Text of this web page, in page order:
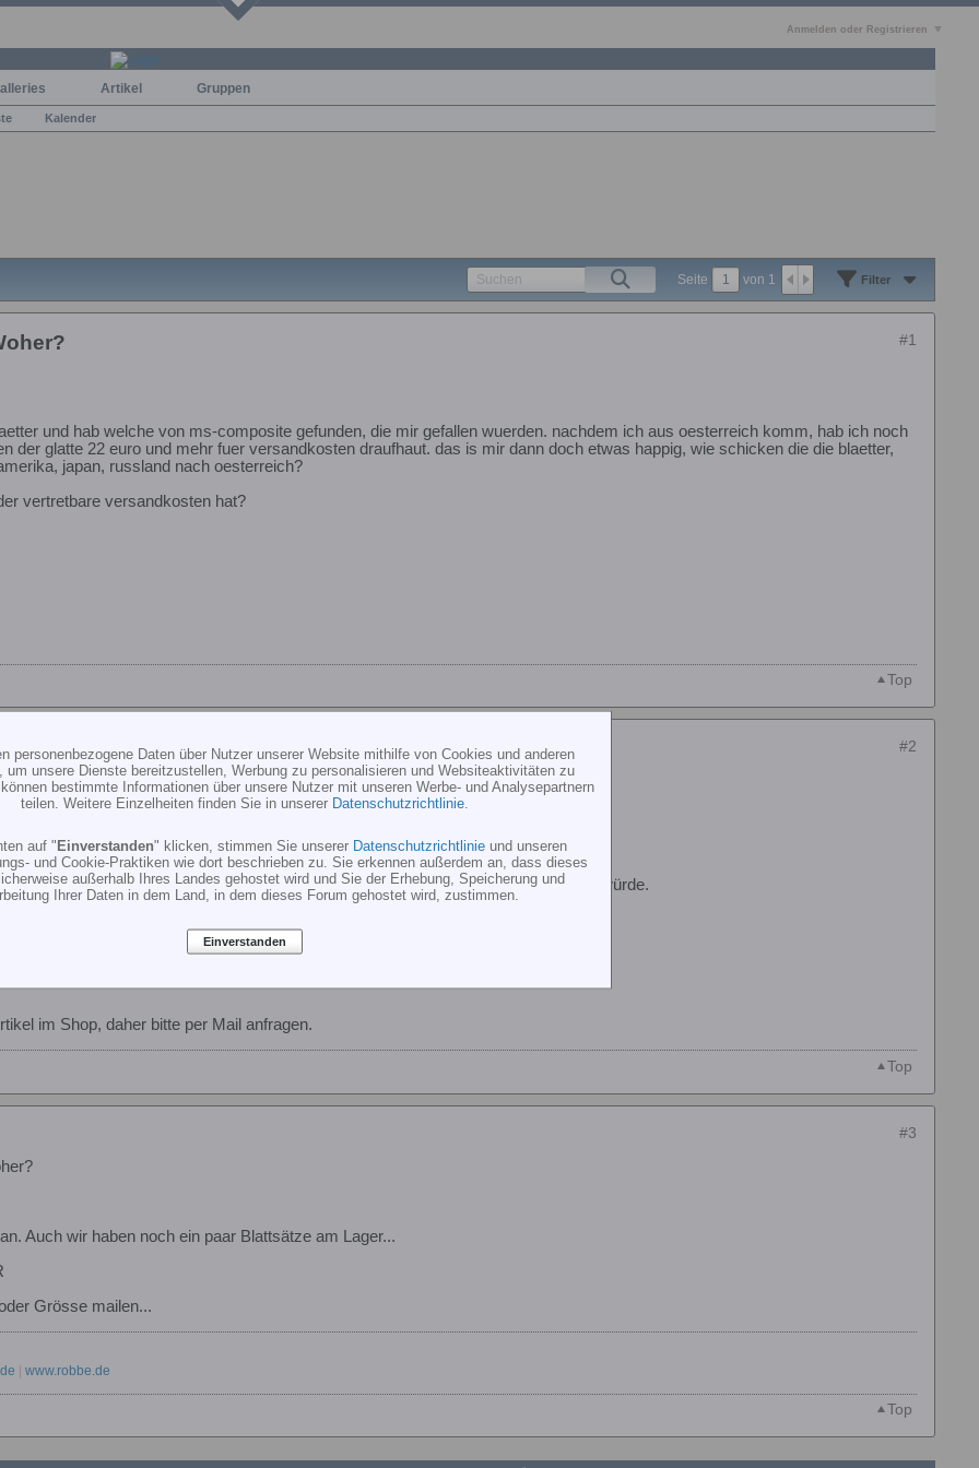
Anmelden oder Registrieren
Artikel Gruppen
Kalender
Seite von 1 Filter
#1
und hab welche von ms-composite gefunden, die mir gefallen wuerden. nachdem ich aus oesterreich komm, hab ich noch
der glatte 22 euro und mehr fuer versandkosten draufhaut. das is mir dann doch etwas happig, wie schicken die die blaetter,
japan, russland nach oesterreich?
vertretbare versandkosten hat?
Top
#2
Du ?
Composit Produkte auf Lager von denen ich mich zu einem guten Preis trennen würde.
zwischen 5 und 13,-- je nach Geicht und Wert.
im Shop, daher bitte per Mail anfragen.
Top
#3
Auch wir haben noch ein paar Blattsätze am Lager...
Grösse mailen...
| www.robbe.de
Top
personenbezogene Daten über Nutzer unserer Website mithilfe von Cookies und anderen
um unsere Dienste bereitzustellen, Werbung zu personalisieren und Websiteaktivitäten zu
bestimmte Informationen über unsere Nutzer mit unseren Werbe- und Analysepartnern
teilen. Weitere Einzelheiten finden Sie in unserer Datenschutzrichtlinie
auf "Einverstanden" klicken, stimmen Sie unserer Datenschutzrichtlinie und unseren
und Cookie-Praktiken wie dort beschrieben zu. Sie erkennen außerdem an, dass dieses
außerhalb Ihres Landes gehostet wird und Sie der Erhebung, Speicherung und
Ihrer Daten in dem Land, in dem dieses Forum gehostet wird, zustimmen.
Einverstanden